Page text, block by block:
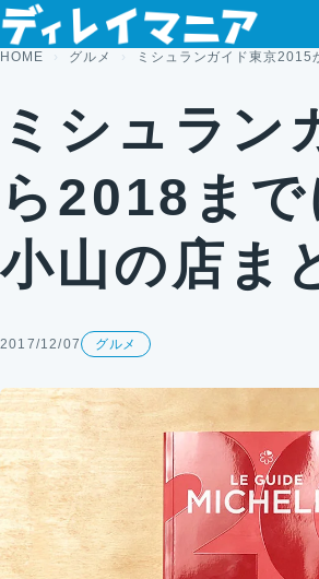
コンテンツへスキップ
HOME グルメ ミシュランガイド東京
ミシュラン
ら2018ま
小山の店ま
2017/12/07 グルメ